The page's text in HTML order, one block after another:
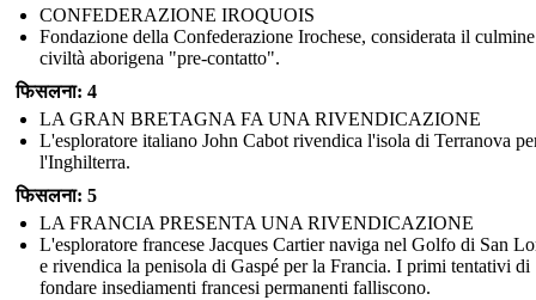
CONFEDERAZIONE IROQUOIS
Fondazione della Confederazione Irochese, considerata il
civiltà aborigena "pre-contatto".
फिसलना: 4
LA GRAN BRETAGNA FA UNA RIVENDICAZIONE
L'esploratore italiano John Cabot rivendica l'isola di Terranova
l'Inghilterra.
फिसलना: 5
LA FRANCIA PRESENTA UNA RIVENDICAZIONE
L'esploratore francese Jacques Cartier naviga nel Golfo di San
e rivendica la penisola di Gaspé per la Francia. I primi tentativi di
fondare insediamenti francesi permanenti falliscono.